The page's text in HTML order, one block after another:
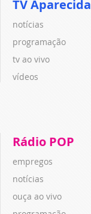
TV Aparecida
notícias
programação
tv ao vivo
vídeos
Rádio POP
empregos
notícias
ouça ao vivo